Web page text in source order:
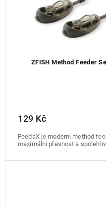
ZFISH Method Feeder
129 Kč
FeedaX je moderní method
maximální přesnost a